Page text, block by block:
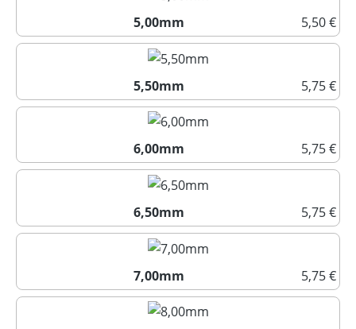
5,00mm
5,50 €
5,00mm
5,50mm
5,75 €
5,50mm
6,00mm
5,75 €
6,00mm
6,50mm
5,75 €
6,50mm
7,00mm
5,75 €
7,00mm